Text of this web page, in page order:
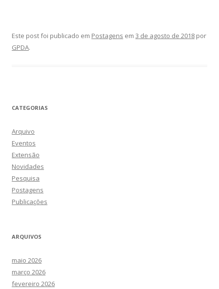
Este post foi publicado em Postagens em 3 de agosto de 2018 por
GPDA.
CATEGORIAS
Arquivo
Eventos
Extensão
Novidades
Pesquisa
Postagens
Publicações
ARQUIVOS
maio 2026
março 2026
fevereiro 2026